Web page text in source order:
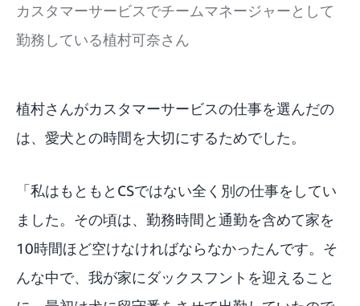
カスタマーサービスでチームマネージャーとして
勤務している植村可奈さん
植村さんがカスタマーサービスの仕事を選んだの
は、愛犬との時間を大切にするためでした。
「私はもともとCSではない全く別の仕事をしてい
ました。その頃は、勤務時間と通勤を含めて家を
10時間ほど空けなければならなかったんです。そ
んな中で、我が家にダックスフントを迎えること